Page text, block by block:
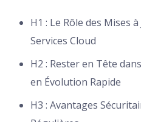
H1 : Le Rôle des Mises
Services Cloud
H2 : Rester en Tête
en Évolution Rapide
H3 : Avantages